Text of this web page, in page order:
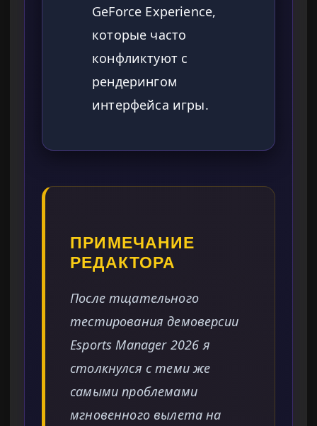
GeForce Experience,
которые часто
конфликтуют с
рендерингом
интерфейса игры.
ПРИМЕЧАНИЕ
РЕДАКТОРА
После тщательного
тестирования демоверсии
Esports Manager 2026 я
столкнулся с теми же
самыми проблемами
мгновенного вылета на